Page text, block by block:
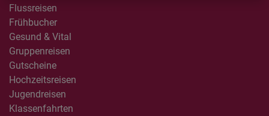
Flussreisen
Frühbucher
Gesund & Vital
Gruppenreisen
Gutscheine
Hochzeitsreisen
Jugendreisen
Klassenfahrten